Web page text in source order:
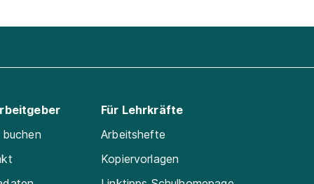
Für Lehrkräfte
Arbeitshefte
Kopiervorlagen